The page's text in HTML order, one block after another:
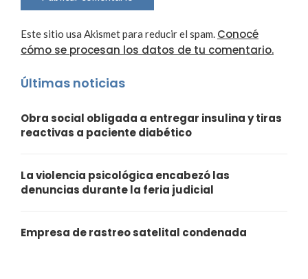
Este sitio usa Akismet para reducir el spam. Conocé
cómo se procesan los datos de tu comentario.
Últimas noticias
Obra social obligada a entregar insulina y tiras
reactivas a paciente diabético
La violencia psicológica encabezó las
denuncias durante la feria judicial
Empresa de rastreo satelital condenada